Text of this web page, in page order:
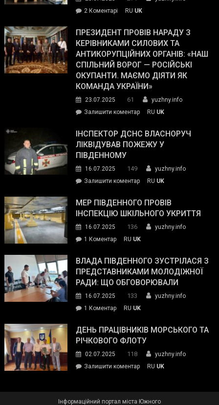
The
Street
Journal.
2 Коментарі
Південному
працівникам
ОПЗ
з
матеріального
резерву
гуманітарну
допомогу
RU UK
ПРЕЗИДЕНТ ПРОВІВ НАРАДУ З
КЕРІВНИКАМИ СИЛОВИХ ТА
АНТИКОРУПЦІЙНИХ ОРГАНІВ: «НАШ
СПІЛЬНИЙ ВОРОГ — РОСІЙСЬКІ
ОКУПАНТИ. МАЄМО ДІЯТИ ЯК
КОМАНДА УКРАЇНИ»
23.07.2025 61
yuzhny.info
Залишити коментарon
провів
нараду
силових
та
органів:
«Наш
спільний
окупанти.
Маємо
діяти
команда
RU UK
ІНСПЕКТОР ДСНС ВЛАСНОРУЧ
ЛІКВІДУВАВ ПОЖЕЖУ У
ПІВДЕННОМУ
16.07.2025 149
yuzhny.info
Залишити коментарon
ДСНС
власноруч
пожежу
у
RU UK
МЕР ПІВДЕННОГО ПРОВІВ
ІНСПЕКЦІЮ ШКІЛЬНОГО УКРИТТЯ
16.07.2025 136
yuzhny.info
1 Коментардо
Південного
провів
інспекцію
укриття
RU UK
ВЛАДА ПІВДЕННОГО ЗУСТРІЛАСЯ З
ПРЕДСТАВНИКАМИ МОЛОДІЖНОЇ
РАДИ: ЩО ОБГОВОРЮВАЛИ
16.07.2025 133
yuzhny.info
1 Коментардо
Південного
зустрілася
представниками
молодіжної
обговорювали
RU UK
ДЕНЬ ПРАЦІВНИКІВ МОРСЬКОГО ТА
РІЧКОВОГО ФЛОТУ
02.07.2025 118
yuzhny.info
Залишити коментарon
RU UK
Інформаційний портал міста Южного